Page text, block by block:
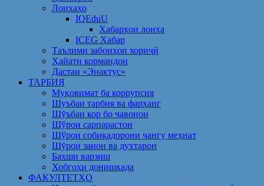
Лоихаҳо
IQEduU
Хабарҳои лоиҳа
ICEG Хабар
Таълими забонҳои хориҷӣ
Ҳайати кормандон
Дастаи «Энактус»
ТАРБИЯ
Муқовимат ба коррупсия
Шуъбаи тарбия ва фарҳанг
Шӯъбаи кор бо ҷавонон
Шўрои сарпарастон
Шўрои собиқадорони ҷангу меҳнат
Шӯрои занон ва духтарон
Бахши варзиш
Хобгоҳи донишкада
ФАКУЛТЕТҲО